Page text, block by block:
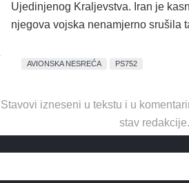
Ujedinjenog Kraljevstva. Iran je
njegova vojska nenamjerno srušila
AVIONSKA NESREĆA PS752
Stavovi izneseni u tekstu i u
stav redakcije.